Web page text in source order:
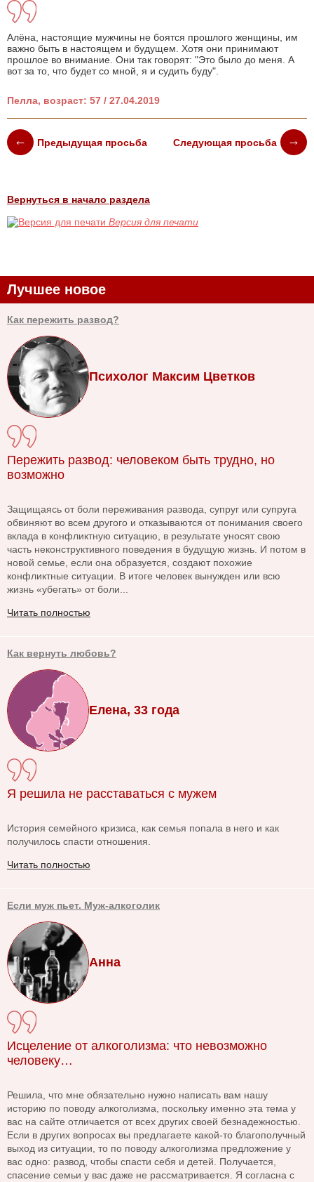
Алёна, настоящие мужчины не боятся прошлого женщины, им
важно быть в настоящем и будущем. Хотя они принимают
прошлое во внимание. Они так говорят: "Это было до меня. А
вот за то, что будет со мной, я и судить буду".
Пелла, возраст: 57 / 27.04.2019
Предыдущая просьба Следующая просьба
Вернуться в начало раздела
Версия для печати
Лучшее новое
Как пережить развод?
Психолог Максим Цветков
Пережить развод: человеком быть трудно, но
возможно
Защищаясь от боли переживания развода, супруг или супруга
обвиняют во всем другого и отказываются от понимания своего
вклада в конфликтную ситуацию, в результате уносят свою
часть неконструктивного поведения в будущую жизнь. И потом в
новой семье, если она образуется, создают похожие
конфликтные ситуации. В итоге человек вынужден или всю
жизнь «убегать» от боли...
Читать полностью
Как вернуть любовь?
Елена, 33 года
Я решила не расставаться с мужем
История семейного кризиса, как семья попала в него и как
получилось спасти отношения.
Читать полностью
Если муж пьет. Муж-алкоголик
Анна
Исцеление от алкоголизма: что невозможно
человеку…
Решила, что мне обязательно нужно написать вам нашу
историю по поводу алкоголизма, поскольку именно эта тема у
вас на сайте отличается от всех других своей безнадежностью.
Если в других вопросах вы предлагаете какой-то благополучный
выход из ситуации, то по поводу алкоголизма предложение у
вас одно: развод, чтобы спасти себя и детей. Получается,
спасение семьи у вас даже не рассматривается. Я согласна с